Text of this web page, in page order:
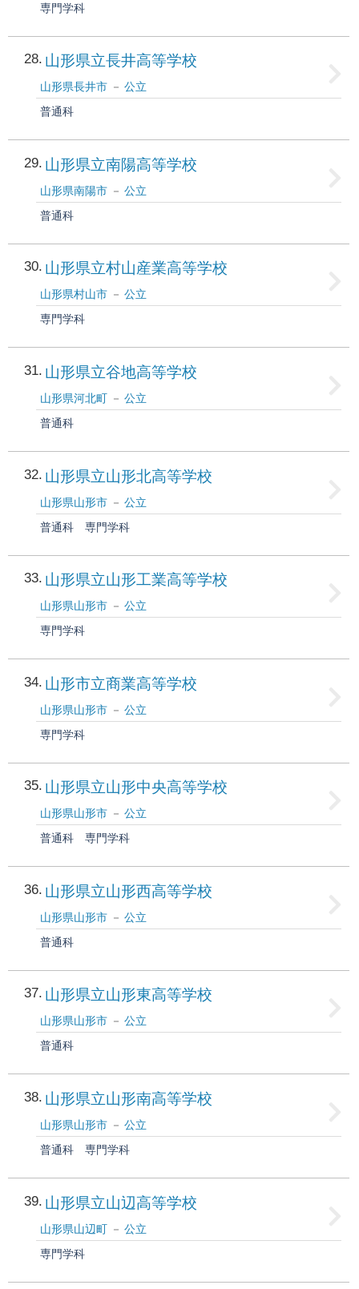
専門学科
28 山形県立長井高等学校
山形県長井市
公立
普通科
29 山形県立南陽高等学校
山形県南陽市
公立
普通科
30 山形県立村山産業高等学校
山形県村山市
公立
専門学科
31 山形県立谷地高等学校
山形県河北町
公立
普通科
32 山形県立山形北高等学校
山形県山形市
公立
普通科
専門学科
33 山形県立山形工業高等学校
山形県山形市
公立
専門学科
34 山形市立商業高等学校
山形県山形市
公立
専門学科
35 山形県立山形中央高等学校
山形県山形市
公立
普通科
専門学科
36 山形県立山形西高等学校
山形県山形市
公立
普通科
37 山形県立山形東高等学校
山形県山形市
公立
普通科
38 山形県立山形南高等学校
山形県山形市
公立
普通科
専門学科
39 山形県立山辺高等学校
山形県山辺町
公立
専門学科